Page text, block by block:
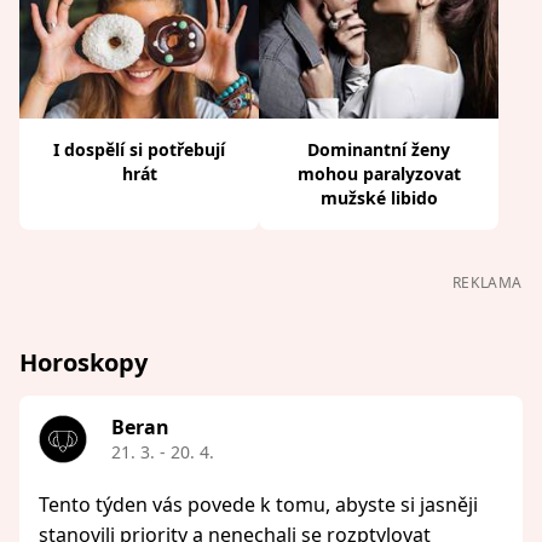
I dospělí si potřebují
hrát
Dominantní ženy
mohou paralyzovat
mužské libido
REKLAMA
Horoskopy
Beran
21. 3. - 20. 4.
Tento týden vás povede k tomu, abyste si jasněji
stanovili priority a nenechali se rozptylovat